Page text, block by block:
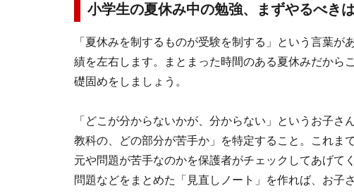
小学生の夏休み中の勉強、まずやるべき
「夏休みを制するものが受験を制する」という言葉
績を左右します。まとまった時間のある夏休みだから
礎固めをしましょう。
「どこが分からないかが、分からない」というお子
教科の、どの部分が苦手か」を特定すること。これま
元や問題が苦手なのかを保護者がチェックしてあげて
問題などをまとめた「見直しノート」を作れば、お子